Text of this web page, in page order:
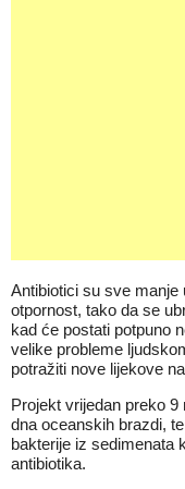
Antibiotici su sve
otpornost, tako da se
kad će postati potpuno
velike probleme
potražiti nove lijekove
Projekt vrijedan preko
dna oceanskih brazdi,
bakterije iz sedimenata
antibiotika.